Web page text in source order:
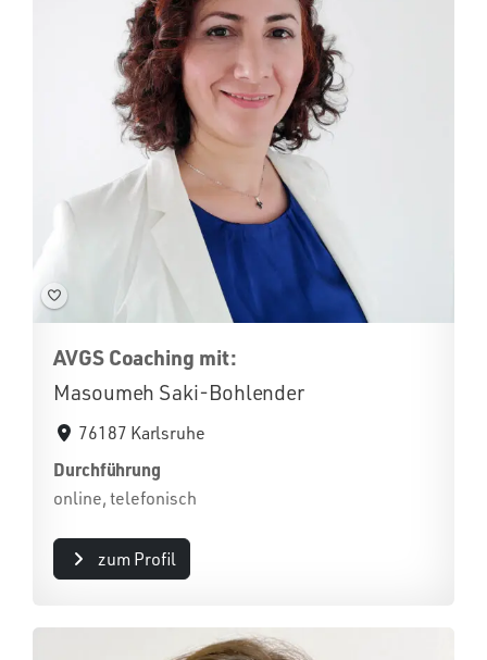
AVGS Coaching mit:
Masoumeh Saki-Bohlender
76187 Karlsruhe
Durchführung
online, telefonisch
zum Profil